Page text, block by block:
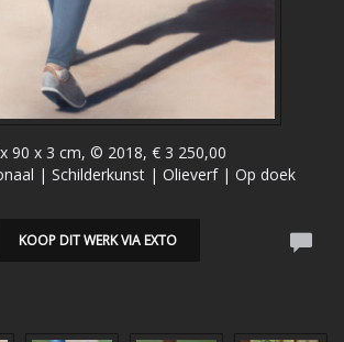
90 x 3 cm, © 2018, € 3 250,00
| Schilderkunst | Olieverf | Op doek
KOOP DIT WERK VIA EXTO